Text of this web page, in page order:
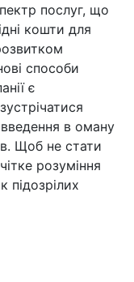
послуг, що
кошти для
способи
є
в оману
Щоб не стати
розуміння
підозрілих